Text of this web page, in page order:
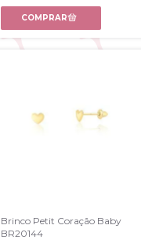
Brinco Petit Coração Baby
BR20144